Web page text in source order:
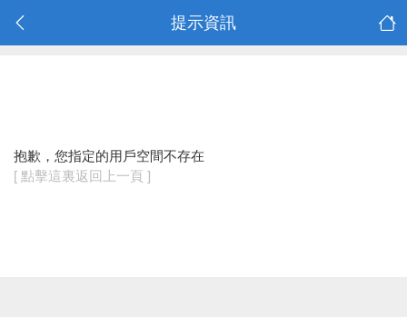
提示資訊
抱歉，您指定的用戶空間不存在
[ 點擊這裏返回上一頁 ]